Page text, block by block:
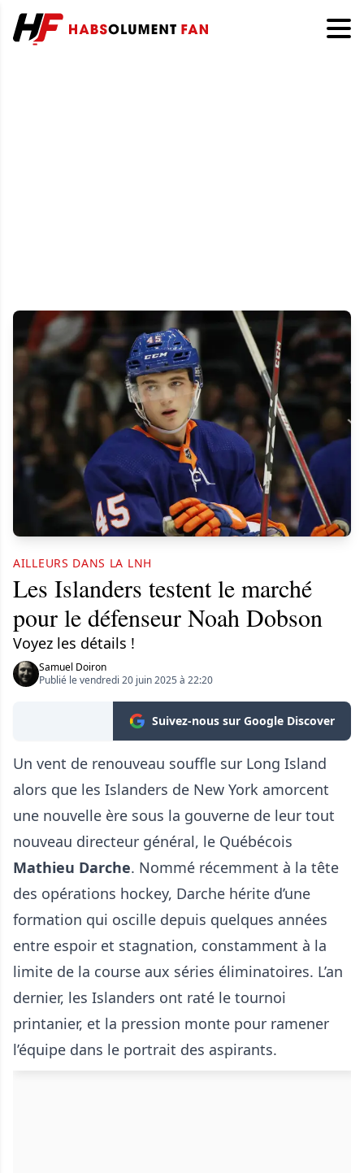
AILLEURS DANS LA LNH
Les Islanders testent le marché
pour le défenseur Noah Dobson
Voyez les détails !
Samuel Doiron
Publié le vendredi 20 juin 2025 à 22:20
Suivez-nous sur Google Discover
Un vent de renouveau souffle sur Long Island
alors que les Islanders de New York amorcent
une nouvelle ère sous la gouverne de leur tout
nouveau directeur général, le Québécois
Mathieu Darche. Nommé récemment à la tête
des opérations hockey, Darche hérite d’une
formation qui oscille depuis quelques années
entre espoir et stagnation, constamment à la
limite de la course aux séries éliminatoires. L’an
dernier, les Islanders ont raté le tournoi
printanier, et la pression monte pour ramener
l’équipe dans le portrait des aspirants.